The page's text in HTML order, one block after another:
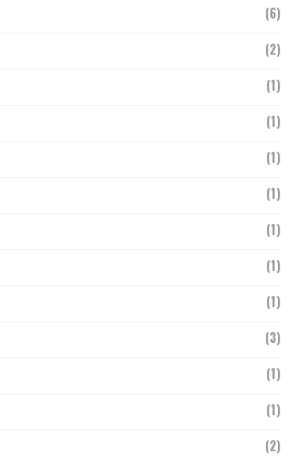
(6)
(2)
(1)
(1)
(1)
(1)
(1)
(1)
(1)
(3)
(1)
(1)
(2)